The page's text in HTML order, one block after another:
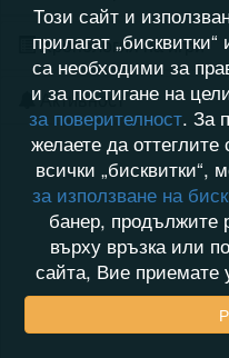
Хронология на игри
Активност
Този сайт и
прилагат
са необходими за
и за постигане на
за поверителност. За
желаете да
всички „бисквитки“,
за използване на
банер, продължите
върху връзка или
сайта, Вие приемате